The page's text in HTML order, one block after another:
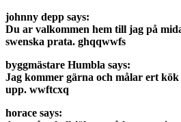
johnny depp says:
Du ar valkommen hem till jag på
swenska prata. ghqqwwfs
byggmästare Humbla says:
Jag kommer gärna och målar ert
upp. wwftcxq
horace says: